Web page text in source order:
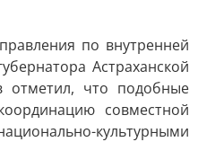
по внутренней
Астраханской
отметил, что подобные
совместной
культурными